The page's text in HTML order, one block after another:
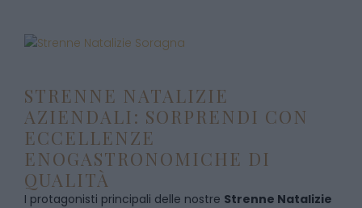
STRENNE NATALIZIE
AZIENDALI: SORPRENDI CON
ECCELLENZE
ENOGASTRONOMICHE DI
QUALITÀ
I protagonisti principali delle nostre Strenne Natalizie